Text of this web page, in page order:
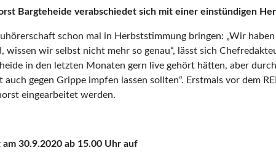
Bargteheide verabschiedet sich mit einer einstündigen
schon mal in Herbststimmung bringen: „Wir
wissen wir selbst nicht mehr so genau“, lässt sich
in den letzten Monaten gern live gehört hätten, aber
gegen Grippe impfen lassen sollten“. Erstmals vor dem
eingearbeitet werden.
30.9.2020 ab 15.00 Uhr auf